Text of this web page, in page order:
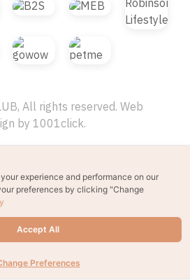
All rights reserved. Web
by 1001click.
experience and performance on our
preferences by clicking "Change
Accept All
Preferences